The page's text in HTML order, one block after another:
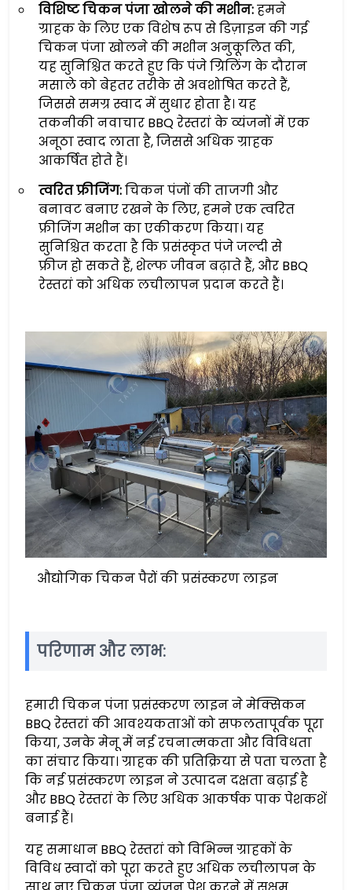
विशिष्ट चिकन पंजा खोलने की मशीन:हमने
ग्राहक के लिए एक विशेष रूप से डिज़ाइन की गई
चिकन पंजा खोलने की मशीन अनुकूलित की,
यह सुनिश्चित करते हुए कि पंजे ग्रिलिंग के दौरान
मसाले को बेहतर तरीके से अवशोषित करते हैं,
जिससे समग्र स्वाद में सुधार होता है। यह
तकनीकी नवाचार BBQ रेस्तरां के व्यंजनों में एक
अनूठा स्वाद लाता है, जिससे अधिक ग्राहक
आकर्षित होते हैं।
त्वरित फ्रीजिंग:चिकन पंजों की ताजगी और
बनावट बनाए रखने के लिए, हमने एक त्वरित
फ्रीजिंग मशीन का एकीकरण किया। यह
सुनिश्चित करता है कि प्रसंस्कृत पंजे जल्दी से
फ्रीज हो सकते हैं, शेल्फ जीवन बढ़ाते हैं, और BBQ
रेस्तरां को अधिक लचीलापन प्रदान करते हैं।
औद्योगिक चिकन पैरों की प्रसंस्करण लाइन
परिणाम और लाभ:
हमारी चिकन पंजा प्रसंस्करण लाइन ने मेक्सिकन
BBQ रेस्तरां की आवश्यकताओं को सफलतापूर्वक पूरा
किया, उनके मेनू में नई रचनात्मकता और विविधता
का संचार किया। ग्राहक की प्रतिक्रिया से पता चलता है
कि नई प्रसंस्करण लाइन ने उत्पादन दक्षता बढ़ाई है
और BBQ रेस्तरां के लिए अधिक आकर्षक पाक पेशकशें
बनाई हैं।
यह समाधान BBQ रेस्तरां को विभिन्न ग्राहकों के
विविध स्वादों को पूरा करते हुए अधिक लचीलापन के